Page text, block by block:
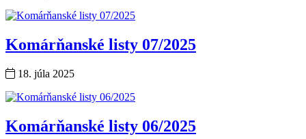
Komárňanské listy 07/2025
18. júla 2025
Komárňanské listy 06/2025